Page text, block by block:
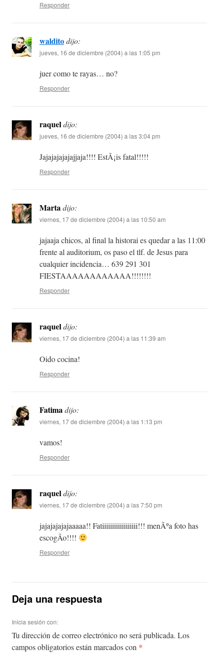
Responder
walditodijo:
jueves, 16 de diciembre (2004) a las 1:05 pm
juer como te rayas… no?
Responder
raqueldijo:
jueves, 16 de diciembre (2004) a las 3:04 pm
Jajajajajajajjaja!!!! EstÃ¡is fatal!!!!!
Responder
Martadijo:
viernes, 17 de diciembre (2004) a las 10:50 am
jajaaja chicos, al final la historai es quedar a las 11:00
frente al auditorium, os paso el tlf. de Jesus para
cualquier incidencia… 639 291 301
FIESTAAAAAAAAAAAA!!!!!!!!
Responder
raqueldijo:
viernes, 17 de diciembre (2004) a las 11:39 am
Oido cocina!
Responder
Fatimadijo:
viernes, 17 de diciembre (2004) a las 1:13 pm
vamos!
Responder
raqueldijo:
viernes, 17 de diciembre (2004) a las 7:50 pm
jajajajajajaaaaa!! Fatiiiiiiiiiiiiiiiiii!!! menÃºa foto has
escogÃ­o!!!!
Responder
Deja una respuesta
Inicia sesión con:
Tu dirección de correo electrónico no será publicada. Los
campos obligatorios están marcados con *